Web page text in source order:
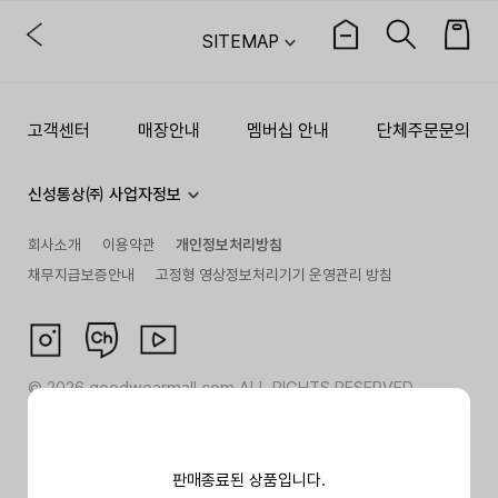
판매종료된 상품입니다.
SITEMAP
고객센터 매장안내 멤버십 안내 단체주문문의
신성통상㈜ 사업자정보
회사소개 이용약관
개인정보처리방침
채무지급보증안내
고정형 영상정보처리기기 운영관리 방침
©2026goodwearmall.com ALL RIGHTS RESERVED